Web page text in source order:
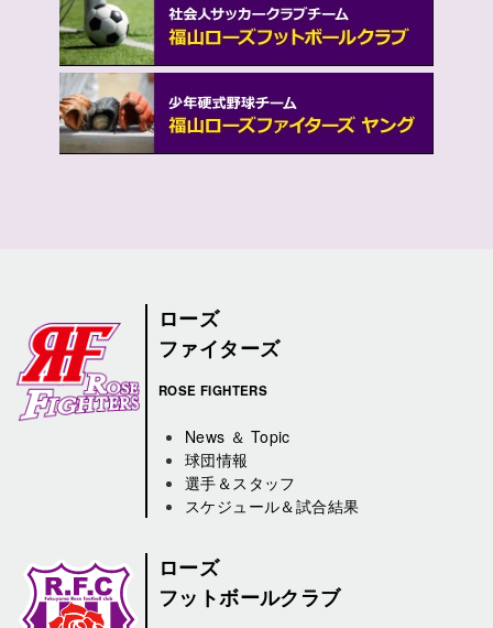
ローズ
ファイターズ
ROSE FIGHTERS
News ＆ Topic
球団情報
選手＆スタッフ
スケジュール＆試合結果
ローズ
フットボールクラブ